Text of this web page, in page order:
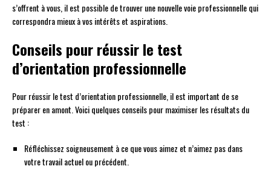
s’offrent à vous, il est possible de trouver une nouvelle voie professionnelle qui
correspondra mieux à vos intérêts et aspirations.
Conseils pour réussir le test
d’orientation professionnelle
Pour réussir le test d’orientation professionnelle, il est important de se
préparer en amont. Voici quelques conseils pour maximiser les résultats du
test :
Réfléchissez soigneusement à ce que vous aimez et n’aimez pas dans
votre travail actuel ou précédent.